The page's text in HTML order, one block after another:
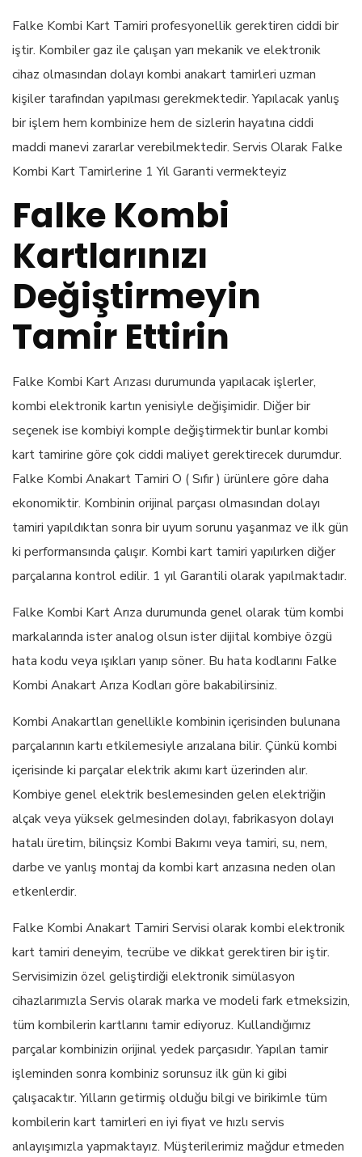
Falke Kombi Kart Tamiri profesyonellik gerektiren ciddi bir
iştir. Kombiler gaz ile çalışan yarı mekanik ve elektronik
cihaz olmasından dolayı kombi anakart tamirleri uzman
kişiler tarafından yapılması gerekmektedir. Yapılacak yanlış
bir işlem hem kombinize hem de sizlerin hayatına ciddi
maddi manevi zararlar verebilmektedir. Servis Olarak Falke
Kombi Kart Tamirlerine 1 Yıl Garanti vermekteyiz
Falke Kombi
Kartlarınızı
Değiştirmeyin
Tamir Ettirin
Falke Kombi Kart Arızası durumunda yapılacak işlerler,
kombi elektronik kartın yenisiyle değişimidir. Diğer bir
seçenek ise kombiyi komple değiştirmektir bunlar kombi
kart tamirine göre çok ciddi maliyet gerektirecek durumdur.
Falke Kombi Anakart Tamiri O ( Sıfır ) ürünlere göre daha
ekonomiktir. Kombinin orijinal parçası olmasından dolayı
tamiri yapıldıktan sonra bir uyum sorunu yaşanmaz ve ilk gün
ki performansında çalışır. Kombi kart tamiri yapılırken diğer
parçalarına kontrol edilir. 1 yıl Garantili olarak yapılmaktadır.
Falke Kombi Kart Arıza durumunda genel olarak tüm kombi
markalarında ister analog olsun ister dijital kombiye özgü
hata kodu veya ışıkları yanıp söner. Bu hata kodlarını Falke
Kombi Anakart Arıza Kodları göre bakabilirsiniz.
Kombi Anakartları genellikle kombinin içerisinden bulunana
parçalarının kartı etkilemesiyle arızalana bilir. Çünkü kombi
içerisinde ki parçalar elektrik akımı kart üzerinden alır.
Kombiye genel elektrik beslemesinden gelen elektriğin
alçak veya yüksek gelmesinden dolayı, fabrikasyon dolayı
hatalı üretim, bilinçsiz Kombi Bakımı veya tamiri, su, nem,
darbe ve yanlış montaj da kombi kart arızasına neden olan
etkenlerdir.
Falke Kombi Anakart Tamiri Servisi olarak kombi elektronik
kart tamiri deneyim, tecrübe ve dikkat gerektiren bir iştir.
Servisimizin özel geliştirdiği elektronik simülasyon
cihazlarımızla Servis olarak marka ve modeli fark etmeksizin,
tüm kombilerin kartlarını tamir ediyoruz. Kullandığımız
parçalar kombinizin orijinal yedek parçasıdır. Yapılan tamir
işleminden sonra kombiniz sorunsuz ilk gün ki gibi
çalışacaktır. Yılların getirmiş olduğu bilgi ve birikimle tüm
kombilerin kart tamirleri en iyi fiyat ve hızlı servis
anlayışımızla yapmaktayız. Müşterilerimiz mağdur etmeden